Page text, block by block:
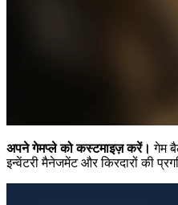
अपने गेमप्ले को कस्टमाइज़ करें। गेम
इन्वेंटरी मैनेजमेंट और किरदारों की